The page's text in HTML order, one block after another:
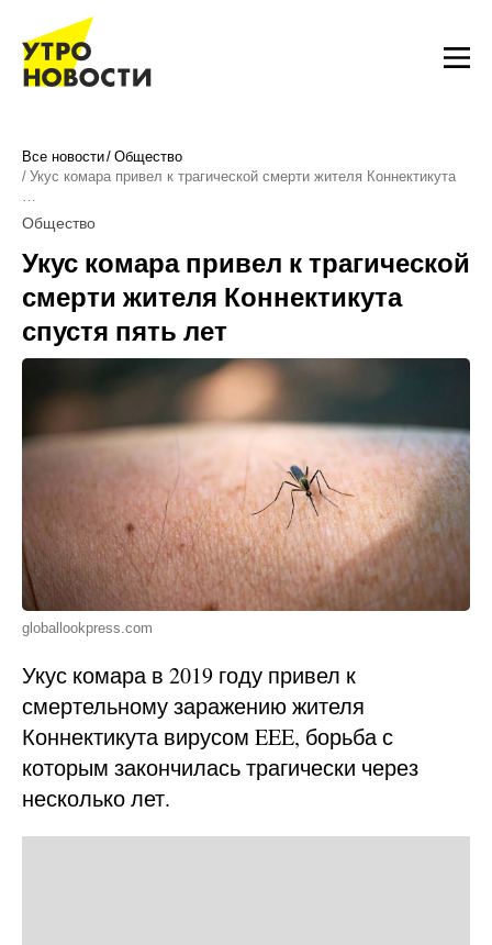
Все новости Общество
Укус комара привел к трагической смерти жителя Коннектикута
…
Общество
Укус комара привел к трагической
смерти жителя Коннектикута
спустя пять лет
globallookpress.com
Укус комара в 2019 году привел к
смертельному заражению жителя
Коннектикута вирусом EEE, борьба с
которым закончилась трагически через
несколько лет.